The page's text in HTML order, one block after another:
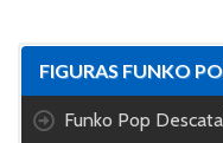
FIGURAS FUNKO
Funko Pop